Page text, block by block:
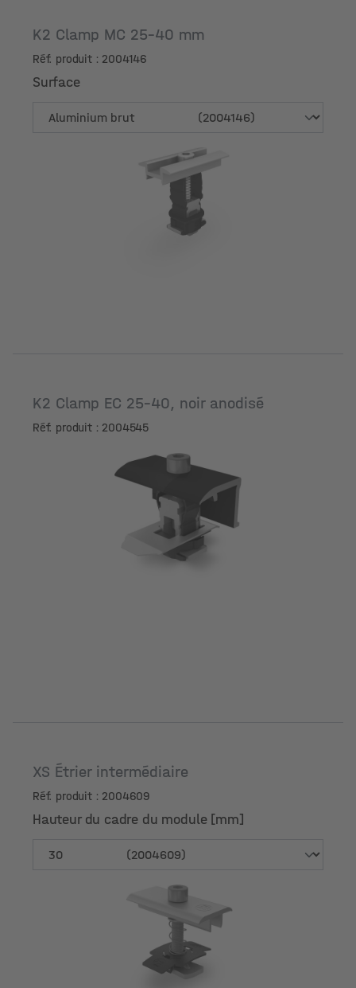
K2 Clamp MC 25-40 mm
Réf. produit : 2004146
Surface
K2 Clamp EC 25-40, noir anodisé
Réf. produit : 2004545
XS Étrier intermédiaire
Réf. produit : 2004609
Hauteur du cadre du module [mm]
Hauteur du cadre du module [mm]